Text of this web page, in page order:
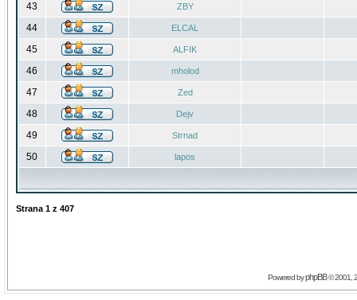
43 ZBY
44 ELCAL
45 ALFIK
46 mholod
47 Zed
48 Dejv
49 Strnad
50 lapos
Strana 1 z 407
Powered byphpBB© 2001,